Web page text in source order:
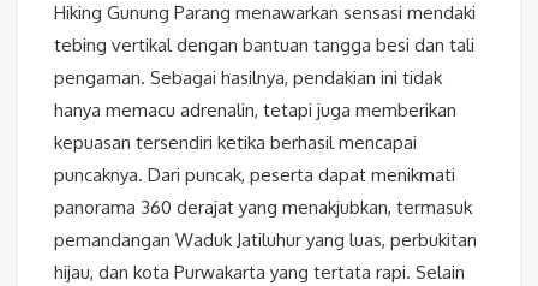
Hiking Gunung Parang menawarkan sensasi mendaki
tebing vertikal dengan bantuan tangga besi dan tali
pengaman. Sebagai hasilnya, pendakian ini tidak
hanya memacu adrenalin, tetapi juga memberikan
kepuasan tersendiri ketika berhasil mencapai
puncaknya. Dari puncak, peserta dapat menikmati
panorama 360 derajat yang menakjubkan, termasuk
pemandangan Waduk Jatiluhur yang luas, perbukitan
hijau, dan kota Purwakarta yang tertata rapi. Selain